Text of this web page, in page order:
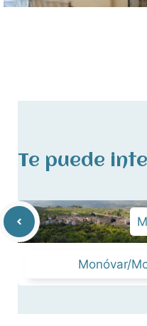
Te puede
Monóvar/